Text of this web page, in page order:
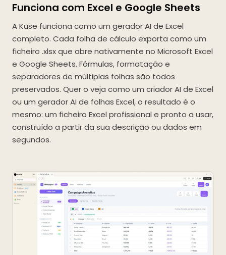
Funciona com Excel e Google Sheets
A Kuse funciona como um gerador AI de Excel
completo. Cada folha de cálculo exporta como um
ficheiro .xlsx que abre nativamente no Microsoft Excel
e Google Sheets. Fórmulas, formatação e
separadores de múltiplas folhas são todos
preservados. Quer o veja como um criador AI de Excel
ou um gerador AI de folhas Excel, o resultado é o
mesmo: um ficheiro Excel profissional e pronto a usar,
construído a partir da sua descrição ou dados em
segundos.